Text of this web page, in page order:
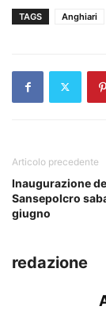
TAGS Anghiari
Articolo precedente
Inaugurazione
Sansepolcro
giugno
redazione